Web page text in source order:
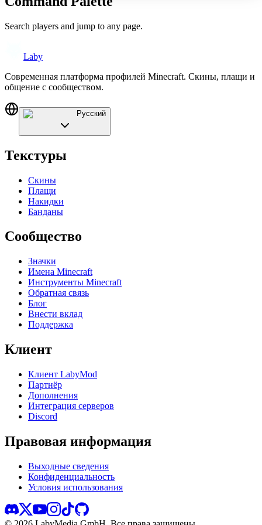
Search players and jump to any page.
Laby
Современная платформа профилей Minecraft. Скины, плащи и
общение с сообществом.
Русский
Текстуры
Скины
Плащи
Накидки
Банданы
Сообщество
Значки
Имена Minecraft
Инструменты Minecraft
Обратная связь
Блог
Внести вклад
Поддержка
Клиент
Клиент LabyMod
Партнёр
Дополнения
Интеграция серверов
Discord
Правовая информация
Выходные сведения
Конфиденциальность
Условия использования